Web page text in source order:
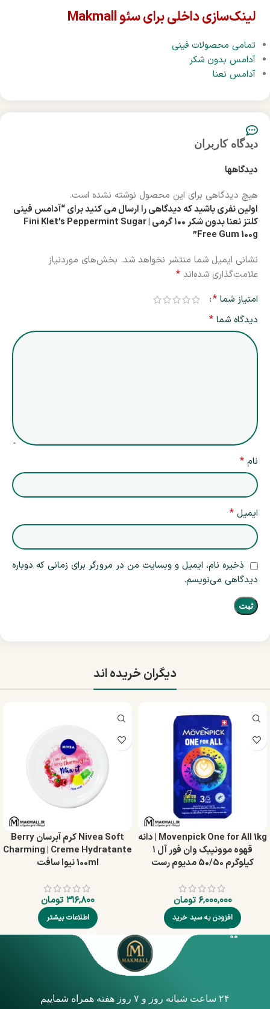
لینک‌سازی داخلی برای سئو Makmall
تمامی محصولات فینی
آدامس بدون شکر
آدامس نعنا
دیدگاه کاربران
دیدگاهها
هیچ دیدگاهی برای این محصول نوشته نشده است.
اولین نفری باشید که دیدگاهی را ارسال می کنید برای “آدامس فینی
کلتز نعنا بدون شکر ۱۰۰ گرمی | Fini Klet’s Peppermint Sugar
Free Gum 100g”
نشانی ایمیل شما منتشر نخواهد شد. بخش‌های موردنیاز
علامت‌گذاری شده‌اند *
امتیاز شما *
دیدگاه شما *
نام *
ایمیل *
ذخیره نام، ایمیل و وبسایت من در مرورگر برای زمانی که دوباره
دیدگاهی می‌نویسم.
دیگران خریده اند
Movenpick One for All 1kg | دانه
قهوه موونپیک وان فور آل ۱
کیلوگرم 50/50 مدیوم رست
۶,۰۰۰,۰۰۰ تومان
افزودن به سبد خرید
Nivea Soft کرم آبرسان Berry
Charming | Creme Hydratante
100ml نیوا سافت
۳۱۶,۸۰۰ تومان
اطلاعات بیشتر
۲۴ ساعت شبانه روز و ۷ روز هفته همراه شماییم